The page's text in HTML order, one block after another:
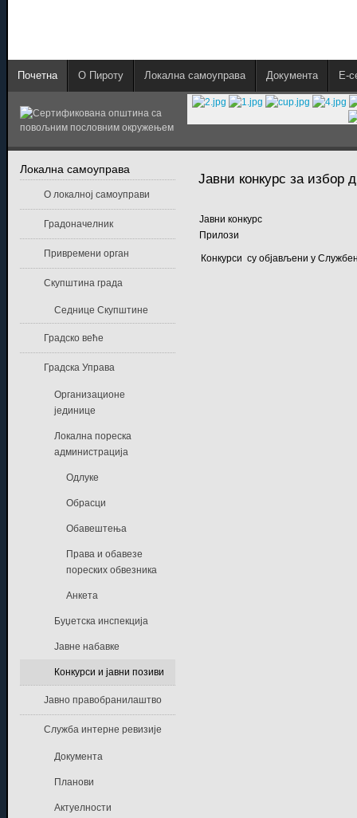
Почетна О Пироту Локална самоуправа Документа E-
Јавни конкурс за избор
Јавни конкурс
Прилози
Конкурси су објављени у
Локална самоуправа
О локалној самоуправи
Градоначелник
Привремени орган
Скупштина града
Седнице Скупштине
Градско веће
Градска Управа
Организационе
јединице
Локална пореска
администрација
Одлуке
Обрасци
Обавештења
Права и обавезе
пореских обвезника
Анкета
Буџетска инспекција
Јавне набавке
Конкурси и јавни позиви
Јавно правобранилаштво
Служба интерне ревизије
Документа
Планови
Актуелности